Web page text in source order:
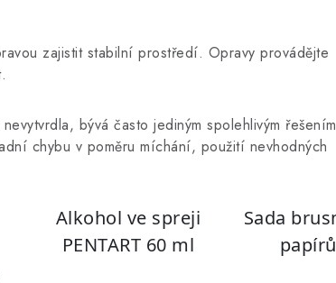
zajistit stabilní prostředí. Opravy provádějte
bývá často jediným spolehlivým řešením
chybu v poměru míchání, použití nevhodných